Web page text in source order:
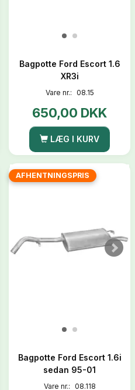
Bagpotte Ford Escort 1.6
XR3i
Vare nr.: 08.15
650,00 DKK
LÆG I KURV
AFHENTNINGSPRIS
Bagpotte Ford Escort 1.6i
sedan 95-01
Vare nr.: 08.118